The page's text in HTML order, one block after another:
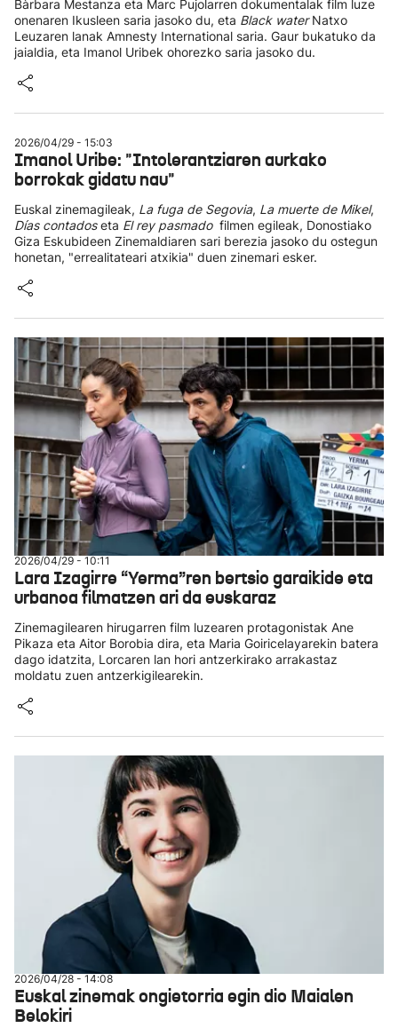
Bàrbara Mestanza eta Marc Pujolarren dokumentalak film luze
onenaren Ikusleen saria jasoko du, eta Black waterNatxo
Leuzaren lanak Amnesty International saria. Gaur bukatuko da
jaialdia, eta Imanol Uribek ohorezko saria jasoko du.
2026/04/29 - 15:03
Imanol Uribe: "Intolerantziaren aurkako
borrokak gidatu nau"
Euskal zinemagileak, La fuga de Segovia, La muerte de Mikel,
Días contadoseta El rey pasmadofilmen egileak, Donostiako
Giza Eskubideen Zinemaldiaren sari berezia jasoko du ostegun
honetan, "errealitateari atxikia" duen zinemari esker.
2026/04/29 - 10:11
Lara Izagirre “Yerma”ren bertsio garaikide eta
urbanoa filmatzen ari da euskaraz
Zinemagilearen hirugarren film luzearen protagonistak Ane
Pikaza eta Aitor Borobia dira, eta Maria Goiricelayarekin batera
dago idatzita, Lorcaren lan hori antzerkirako arrakastaz
moldatu zuen antzerkigilearekin.
2026/04/28 - 14:08
Euskal zinemak ongietorria egin dio Maialen
Belokiri